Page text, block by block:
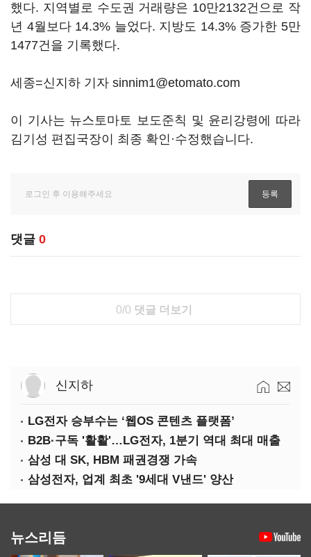
했다. 지역별로 수도권 거래량은 10만2132건으로 작
년 4월보다 14.3% 늘었다. 지방도 14.3% 증가한 5만
1477건을 기록했다.
세종=신지하 기자 sinnim1@etomato.com
이 기사는 뉴스토마토 보도준칙 및 윤리강령에 따라
김기성 편집국장이 최종 확인·수정했습니다.
댓글 0
0/0 댓글 더보기
신지하
LG전자 승부수는 ‘웹OS 콘텐츠 플랫폼’
B2B·구독 '활활'…LG전자, 1분기 역대 최대 매출
삼성 대 SK, HBM 패권경쟁 가속
삼성전자, 업계 최초 '9세대 V낸드' 양산
뉴스리듬